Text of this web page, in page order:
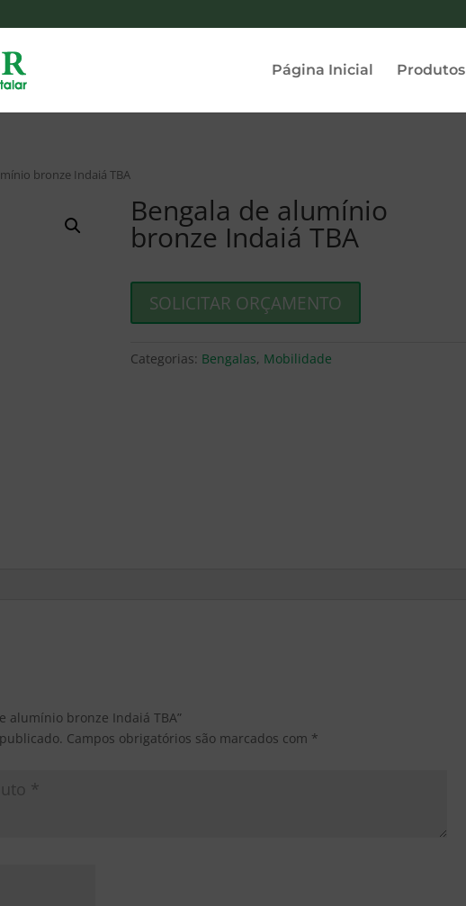
Página Inicial Produtos
bronze Indaiá TBA
Bengala de alumínio
bronze Indaiá TBA
SOLICITAR ORÇAMENTO
Categorias: Bengalas, Mobilidade
alumínio bronze Indaiá TBA”
Campos obrigatórios são marcados com *